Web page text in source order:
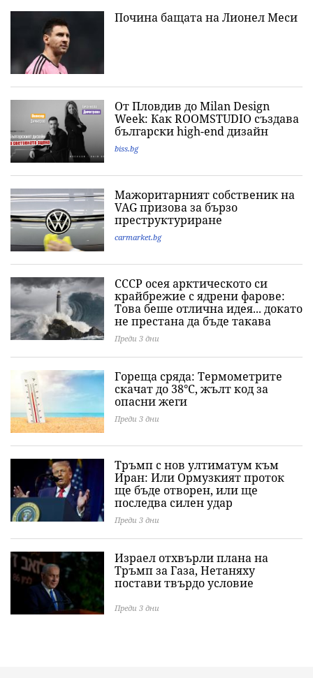
Почина бащата на Лионел Меси
От Пловдив до Milan Design
Week: Как ROOMSTUDIO създава
български high-end дизайн
biss.bg
Мажоритарният собственик на
VAG призова за бързо
преструктуриране
carmarket.bg
СССР осея арктическото си
крайбрежие с ядрени фарове:
Това беше отлична идея... докато
не престана да бъде такава
Преди 3 дни
Гореща сряда: Термометрите
скачат до 38°C, жълт код за
опасни жеги
Преди 3 дни
Тръмп с нов ултиматум към
Иран: Или Ормузкият проток
ще бъде отворен, или ще
последва силен удар
Преди 3 дни
Израел отхвърли плана на
Тръмп за Газа, Нетаняху
постави твърдо условие
Преди 3 дни